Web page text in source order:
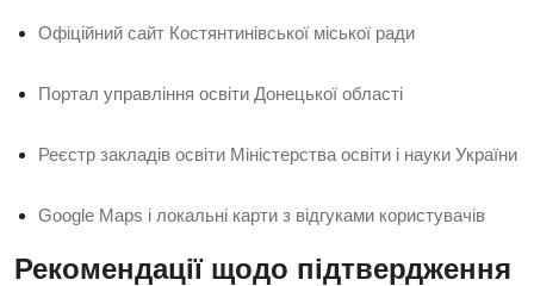
Офіційний сайт Костянтинівської міської ради
Портал управління освіти Донецької області
Реєстр закладів освіти Міністерства освіти і науки України
Google Maps і локальні карти з відгуками користувачів
Рекомендації щодо підтвердження